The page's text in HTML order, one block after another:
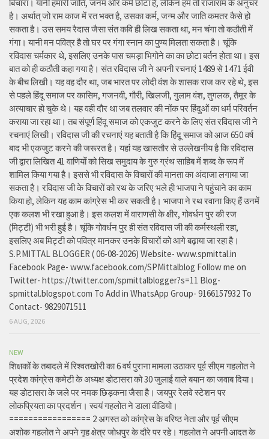
बिचारा। यानी हमारी जाति, जनम और कर्म छोटा है, लेकिन हम तो राजाराम के अनुचर
है। अर्थात् जो राम काज में रत भक्त है, उसका कर्म, जन्म और जाति कमतर कैसे हो
सकता है। उस समय रैदास जैसा संत कवि ही लिख सकता था, मन चंगा तो कठौती में
गंगा। यानी मन पवित्र है तो घर पर गंगा स्नान का पुण्य मिलता सकता है। चूंकि
रविदास चर्मकार थे, इसलिए उनके पास चमड़ा भिगोने का का छोटा बर्तन होता था। इस
बात को ही कठौती कहा गया है। संत रविदास जी ने अपनी रचनाएं 1489 से 1471 ईवी
के बीच लिखी। यह वह दौर था, जब भारत पर लोदी वंश के शासक राज कर रहे थे, इस
से पहले हिंदू समाज पर कासिम, गजनवी, गौरी, खिलजी, गुलाम वंश, तुगलक, तैमूर के
अत्याचार हो चुके थे। यह वही दौर था जब तलवार की नोंक पर हिंदुओं का धर्म परिवर्तन
कराया जा रहा था। तब संपूर्ण हिंदू समाज को एकजुट करने के लिए संत रविदास जी ने
रचनाएं लिखी। रविदास जी की रचनाएं यह बताती है कि हिंदू समाज को आज 650 वर्ष
बाद भी एकजुट करने की जरूरत है। यहां यह खासतौर से उल्लेखनीय है कि रविदास
जी द्वारा लिखित 41 वाणियोंं को सिख समुदाय के गुरु ग्रंथ साहिब में शब्द के रूप में
शामिल किया गया है। इससे भी रविदास के विचारों की मानता का अंदाजा लगाया जा
सकता है। रविदास जी के विचारों को रथ के जरिए भले ही भाजपा ने पहुंचाने का काम
किया हो, लेकिन यह काम कांग्रेस भी कर सकती है। भाजपा ने रथ रवाना किए हैं उनमें
एक कलश भी रखा हुआ है। इस कलश में वाराणसी के क्षीर, गोवर्धन पुर की रज
(मिट्टी) भी भरी हुई है। चूंकि गोवर्धन पुर ही संत रविदास जी की कर्मस्थली रहा,
इसलिए अब मिट्टी को पवित्र मानकर उनके विचारों को आगे बढ़ाया जा रहा है।
S.P.MITTAL BLOGGER ( 06-08-2026) Website- www.spmittal.in
Facebook Page- www.facebook.com/SPMittalblog Follow me on
Twitter- https://twitter.com/spmittalblogger?s=11 Blog-
spmittal.blogspot.com To Add in WhatsApp Group- 9166157932 To
Contact- 9829071511
6 AUG, 2026
NEW
शिक्षकों के तबादले में रिश्वतखोरी का 6 वर्ष पुराना मामला उठाकर पूर्व सीएम गहलोत ने
प्रदेश कांग्रेस कमेटी के अध्यक्ष डोटासरा को 30 जुलाई वाले बयान का जवाब दिया।
यह डोटासरा के जले पर नमक छिड़कना जैसा है। जयपुर रेलवे स्टेशन पर
लोकप्रियता का प्रदर्शन। स्वयं गहलोत ने डाला वीडियो।
================= 2 अगस्त को कांग्रेस के वरिष्ठ नेता और पूर्व सीएम
अशोक गहलोत ने अपने गृह क्षेत्र जोधपुर के दौरे पर रहे। गहलोत ने अपनी आदत के